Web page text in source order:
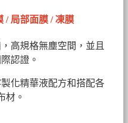
/ 局部面膜 / 凍膜
高規格無塵空間，並且
認證。
化精華液配方和搭配各
材。